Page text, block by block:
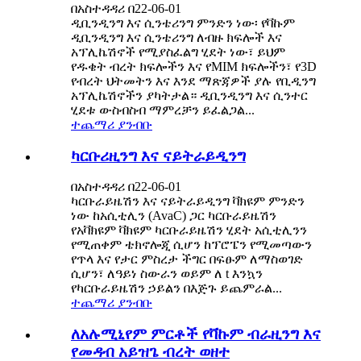
በአስተዳዳሪ በ22-06-01
ዲቢንዲንግ እና ሲንቴሪንግ ምንድን ነው፡ የቫኩም
ዲቢንዲንግ እና ሲንቴሪንግ ለብዙ ክፍሎች እና
አፕሊኬሽኖች የሚያስፈልግ ሂደት ነው፣ ይህም
የዱቄት ብረት ክፍሎችን እና የMIM ክፍሎችን፣ የ3D
የብረት ህትመትን እና እንደ ማጽጃዎች ያሉ የቢዲንግ
አፕሊኬሽኖችን ያካትታል። ዲቢንዲንግ እና ሲንተር
ሂደቱ ውስብስብ ማምረቻን ይፈልጋል...
ተጨማሪ ያንብቡ
ካርቡሪዚንግ እና ናይትራይዲንግ
በአስተዳዳሪ በ22-06-01
ካርቡራይዜሽን እና ናይትራይዲንግ ቫክዩም ምንድን
ነው ከአሲቲሊን (AvaC) ጋር ካርቡራይዜሽን
የአቫክዩም ቫክዩም ካርቡራይዜሽን ሂደት አሲቲሊንን
የሚጠቀም ቴክኖሎጂ ሲሆን ከፕሮፔን የሚመጣውን
የጥላ እና የታር ምስረታ ችግር በፍፁም ለማስወገድ
ሲሆን፣ ለዓይነ ስውራን ወይም ለ t እንኳን
የካርቡራይዜሽን ኃይልን በእጅጉ ይጨምራል...
ተጨማሪ ያንብቡ
ለአሉሚኒየም ምርቶች የቫኩም ብራዚንግ እና
የመዳብ አይዝጌ ብረት ወዘተ